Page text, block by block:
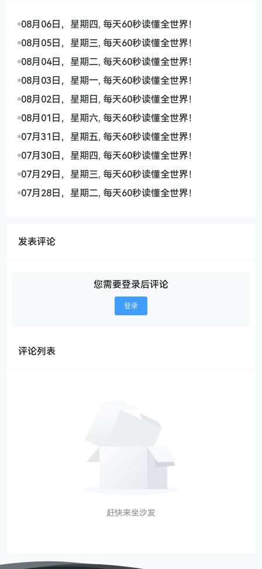
08月06日，星期四, 每天60秒读懂全世界！
08月05日，星期三, 每天60秒读懂全世界！
08月04日，星期二, 每天60秒读懂全世界！
08月03日，星期一, 每天60秒读懂全世界！
08月02日，星期日, 每天60秒读懂全世界！
08月01日，星期六, 每天60秒读懂全世界！
07月31日，星期五, 每天60秒读懂全世界！
07月30日，星期四, 每天60秒读懂全世界！
07月29日，星期三, 每天60秒读懂全世界！
07月28日，星期二, 每天60秒读懂全世界！
发表评论
您需要登录后评论
登录
评论列表
赶快来坐沙发